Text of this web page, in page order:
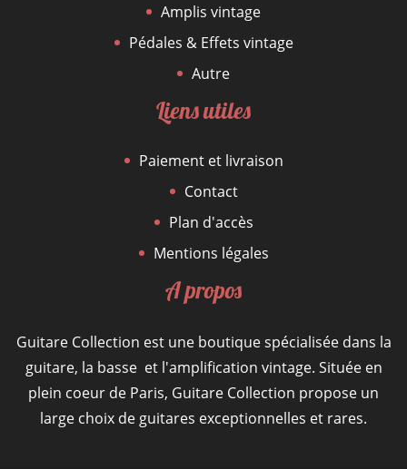
Amplis vintage
Pédales & Effets vintage
Autre
Liens utiles
Paiement et livraison
Contact
Plan d'accès
Mentions légales
A propos
Guitare Collection est une boutique spécialisée dans la
guitare, la basse et l'amplification vintage. Située en
plein coeur de Paris, Guitare Collection propose un
large choix de guitares exceptionnelles et rares.